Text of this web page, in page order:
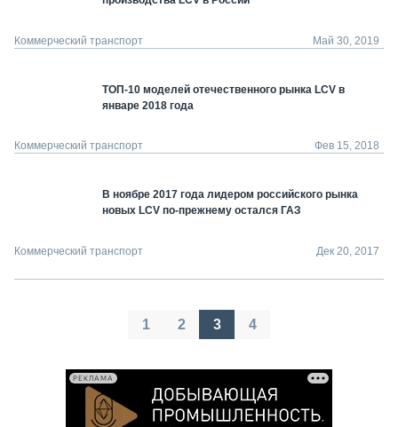
Коммерческий транспорт Май 30, 2019
ТОП-10 моделей отечественного рынка LCV в
январе 2018 года
Коммерческий транспорт Фев 15, 2018
В ноябре 2017 года лидером российского рынка
новых LCV по-прежнему остался ГАЗ
Коммерческий транспорт Дек 20, 2017
Пагинация
1 2 3 4
РЕКЛАМА